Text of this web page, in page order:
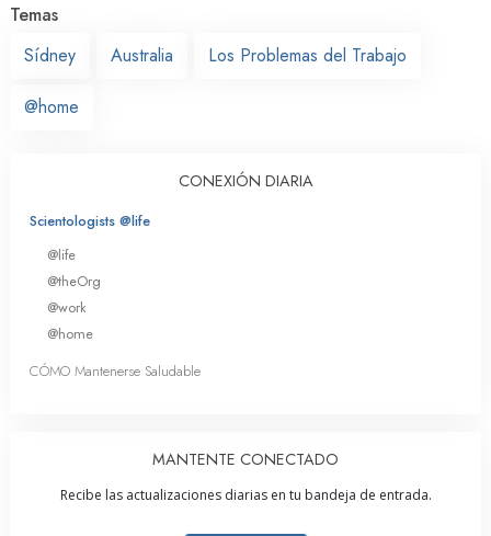
Temas
Sídney
Australia Los Problemas del Trabajo
@home
CONEXIÓN DIARIA
Scientologists @life
@life
@theOrg
@work
@home
CÓMO Mantenerse Saludable
MANTENTE CONECTADO
Recibe las actualizaciones diarias en tu bandeja de entrada.